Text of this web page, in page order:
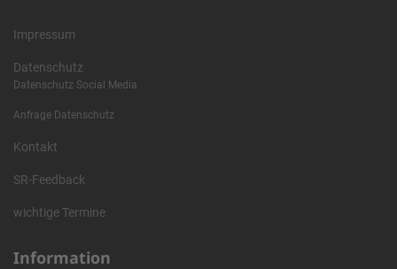
Impressum
Datenschutz
Datenschutz Social Media
Anfrage Datenschutz
Kontakt
SR-Feedback
wichtige Termine
Information